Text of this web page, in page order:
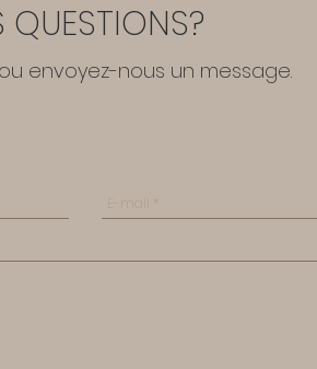
QUESTIONS?
envoyez-nous un message.